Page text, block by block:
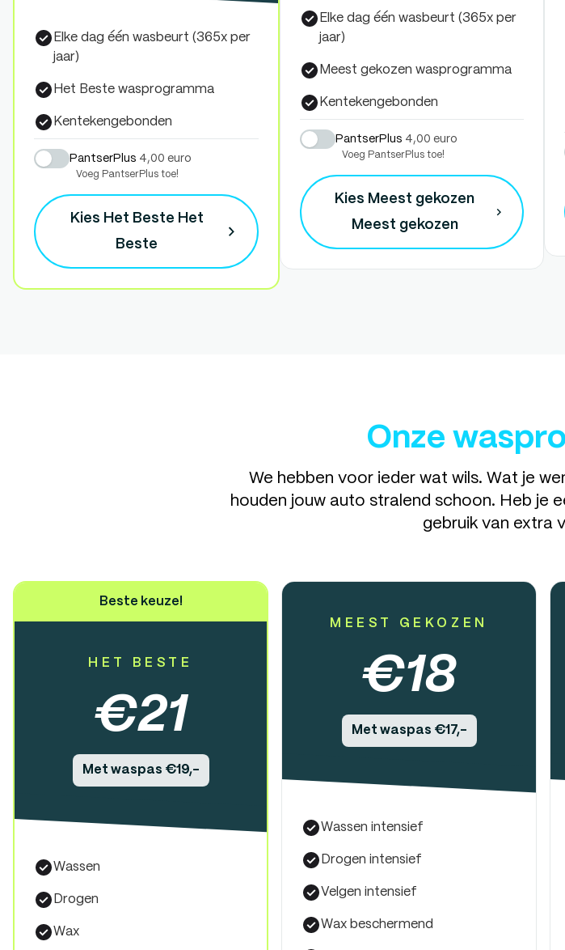
Elke dag één wasbeurt (365x per
jaar)
Het Beste wasprogramma
Kentekengebonden
PantserPlus 4,00 euro
Voeg PantserPlus toe!
Kies Het Beste Het
Beste
Elke dag één wasbeurt (365x per
jaar)
Meest gekozen wasprogramma
Kentekengebonden
PantserPlus 4,00 euro
Voeg PantserPlus toe!
Kies Meest gekozen
Meest gekozen
Onze
We hebben voor ieder wat wils. Wat je
houden jouw auto stralend schoon. Heb je
gebruik van extra
Beste keuze!
HET BESTE
€21
Met waspas €19,-
Wassen
Drogen
Wax
MEEST GEKOZEN
€18
Met waspas €17,-
Wassen intensief
Drogen intensief
Velgen intensief
Wax beschermend